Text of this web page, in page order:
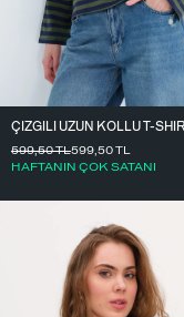
599,50TL
HAFTANIN ÇOK SATANI
599,50TL